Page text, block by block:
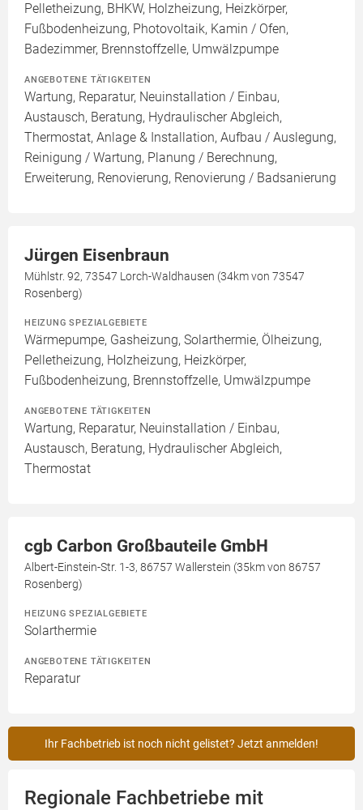
Pelletheizung, BHKW, Holzheizung, Heizkörper,
Fußbodenheizung, Photovoltaik, Kamin / Ofen,
Badezimmer, Brennstoffzelle, Umwälzpumpe
ANGEBOTENE TÄTIGKEITEN
Wartung, Reparatur, Neuinstallation / Einbau,
Austausch, Beratung, Hydraulischer Abgleich,
Thermostat, Anlage & Installation, Aufbau / Auslegung,
Reinigung / Wartung, Planung / Berechnung,
Erweiterung, Renovierung, Renovierung / Badsanierung
Jürgen Eisenbraun
Mühlstr. 92, 73547 Lorch-Waldhausen (34km von 73547
Rosenberg)
HEIZUNG SPEZIALGEBIETE
Wärmepumpe, Gasheizung, Solarthermie, Ölheizung,
Pelletheizung, Holzheizung, Heizkörper,
Fußbodenheizung, Brennstoffzelle, Umwälzpumpe
ANGEBOTENE TÄTIGKEITEN
Wartung, Reparatur, Neuinstallation / Einbau,
Austausch, Beratung, Hydraulischer Abgleich,
Thermostat
cgb Carbon Großbauteile GmbH
Albert-Einstein-Str. 1-3, 86757 Wallerstein (35km von 86757
Rosenberg)
HEIZUNG SPEZIALGEBIETE
Solarthermie
ANGEBOTENE TÄTIGKEITEN
Reparatur
Ihr Fachbetrieb ist noch nicht gelistet? Jetzt anmelden!
Regionale Fachbetriebe mit